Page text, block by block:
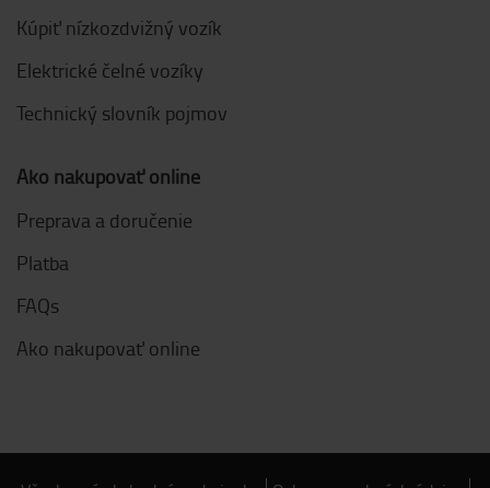
Kúpiť nízkozdvižný vozík
Elektrické čelné vozíky
Technický slovník pojmov
Ako nakupovať online
Preprava a doručenie
Platba
FAQs
Ako nakupovať online